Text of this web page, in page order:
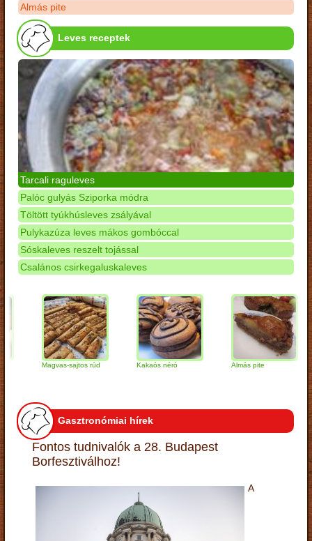
Almás pite
Leves receptek
Tarcali raguleves
Palóc gulyás Sziporka módra
Töltött tyúkhúsleves zsályával
Pulykazúza leves mákos gombóccal
Sóskaleves reszelt tojással
Csalános csirkegaluskaleves
Magvas-sajtos rúd Kakaós néró Almás pite
Gasztronómiai hírek
Fontos tudnivalók a 28. Budapest
Borfesztiválhoz!
A